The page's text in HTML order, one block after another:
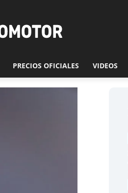
PRECIOS OFICIALES VIDEOS